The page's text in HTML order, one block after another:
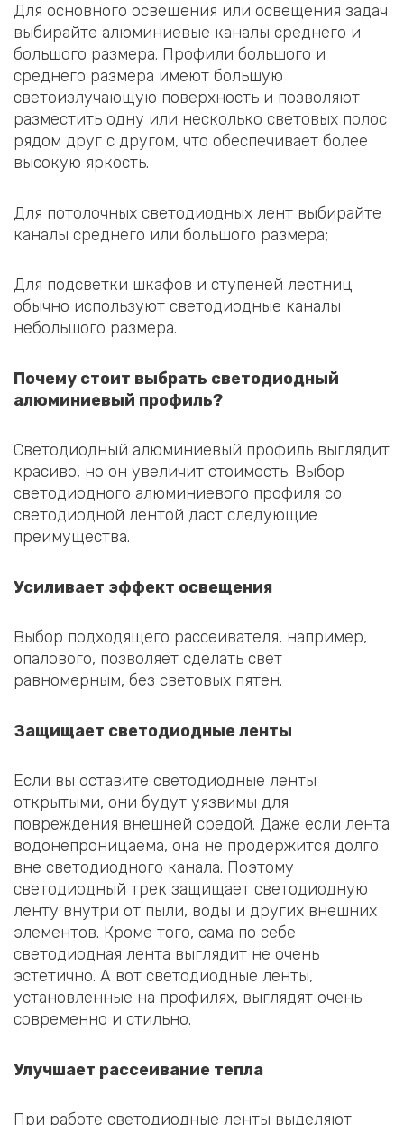
Для основного освещения или освещения задач
выбирайте алюминиевые каналы среднего и
большого размера. Профили большого и
среднего размера имеют большую
светоизлучающую поверхность и позволяют
разместить одну или несколько световых полос
рядом друг с другом, что обеспечивает более
высокую яркость.
Для потолочных светодиодных лент выбирайте
каналы среднего или большого размера;
Для подсветки шкафов и ступеней лестниц
обычно используют светодиодные каналы
небольшого размера.
Почему стоит выбрать светодиодный
алюминиевый профиль?
Светодиодный алюминиевый профиль выглядит
красиво, но он увеличит стоимость. Выбор
светодиодного алюминиевого профиля со
светодиодной лентой даст следующие
преимущества.
Усиливает эффект освещения
Выбор подходящего рассеивателя, например,
опалового, позволяет сделать свет
равномерным, без световых пятен.
Защищает светодиодные ленты
Если вы оставите светодиодные ленты
открытыми, они будут уязвимы для
повреждения внешней средой. Даже если лента
водонепроницаема, она не продержится долго
вне светодиодного канала. Поэтому
светодиодный трек защищает светодиодную
ленту внутри от пыли, воды и других внешних
элементов. Кроме того, сама по себе
светодиодная лента выглядит не очень
эстетично. А вот светодиодные ленты,
установленные на профилях, выглядят очень
современно и стильно.
Улучшает рассеивание тепла
При работе светодиодные ленты выделяют